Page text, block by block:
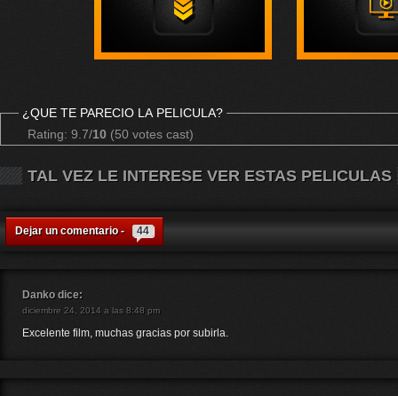
¿QUE TE PARECIO LA PELICULA?
Rating: 9.7/10 (50 votes cast)
TAL VEZ LE INTERESE VER ESTAS PELICULAS
Dejar un comentario - 44
Danko dice:
diciembre 24, 2014 a las 8:48 pm
Excelente film, muchas gracias por subirla.